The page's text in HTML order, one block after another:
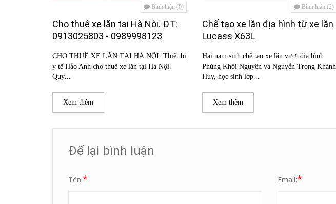
Bình luận (0)
Cho thuê xe lăn tại Hà Nội. ĐT:
0913025803 - 0989998123
CHO THUÊ XE LĂN TẠI HÀ NỘI. Thiết bị
y tế Hảo Anh cho thuê xe lăn tại Hà Nội.
Quý...
Xem thêm
Bình luận (2)
Chế tạo xe lăn địa hình từ xe lăn
Lucass X63L
Hai nam sinh chế tạo xe lăn vượt địa hình
Phùng Khôi Nguyên và Nguyễn Trọng Khánh
Huy, học sinh lớp...
Xem thêm
Để lại bình luận
Tên:* Email:*